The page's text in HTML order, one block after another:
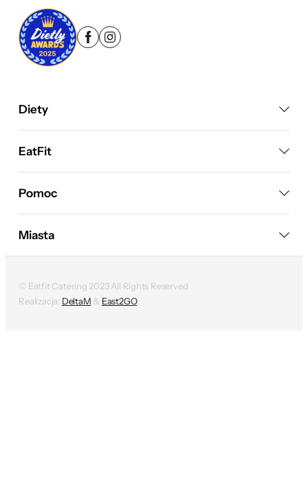
Diety
EatFit
Pomoc
© Eatfit Catering 2023 All Rights Reserved
Realizacja: DeltaM & East2GO
Miasta